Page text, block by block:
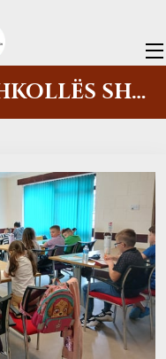
RREGULLORE E SHKOLLËS SHQIPE / SCHOOL POLICY